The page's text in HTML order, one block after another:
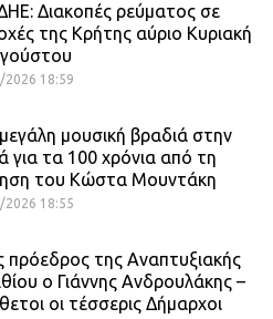
Διακοπές ρεύματος σε
της Κρήτης αύριο Κυριακή
2026 18:59
μουσική βραδιά στην
για τα 100 χρόνια από τη
του Κώστα Μουντάκη
2026 18:55
πρόεδρος της Αναπτυξιακής
ο Γιάννης Ανδρουλάκης –
οι τέσσερις Δήμαρχοι